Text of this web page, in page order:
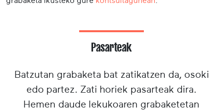
Pasarteak
Batzutan grabaketa bat zatikatzen da, osoki
edo partez. Zati horiek pasarteak dira.
Hemen daude lekukoaren grabaketetan